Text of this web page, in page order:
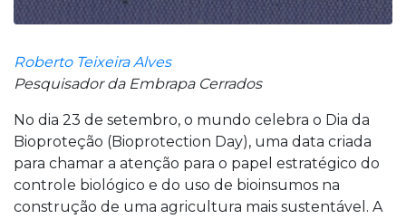
Roberto Teixeira Alves
Pesquisador da Embrapa Cerrados
No dia 23 de setembro, o mundo celebra o Dia da
Bioproteção (Bioprotection Day), uma data criada
para chamar a atenção para o papel estratégico do
controle biológico e do uso de bioinsumos na
construção de uma agricultura mais sustentável. A